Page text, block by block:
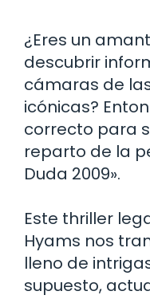
¿Eres un
descubrir
cámaras de
icónicas?
correcto para
reparto de la
Duda 2009».
Este thriller
Hyams nos
lleno de
supuesto,